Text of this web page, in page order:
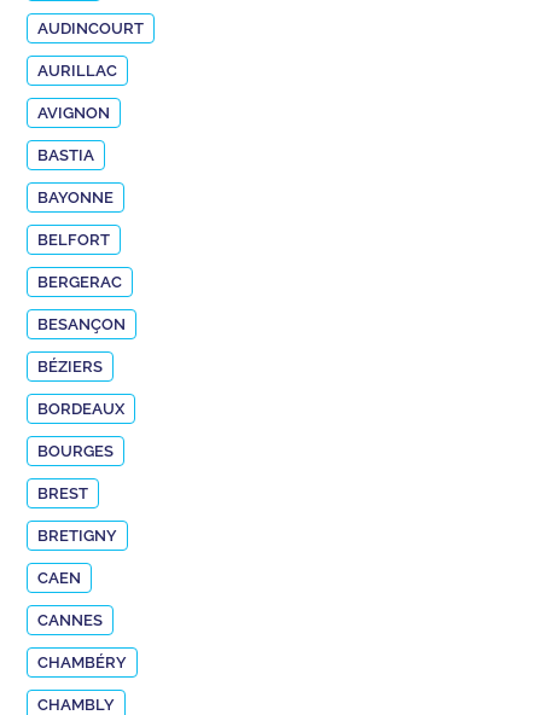
AUDINCOURT
AURILLAC
AVIGNON
BASTIA
BAYONNE
BELFORT
BERGERAC
BESANÇON
BÉZIERS
BORDEAUX
BOURGES
BREST
BRETIGNY
CAEN
CANNES
CHAMBÉRY
CHAMBLY